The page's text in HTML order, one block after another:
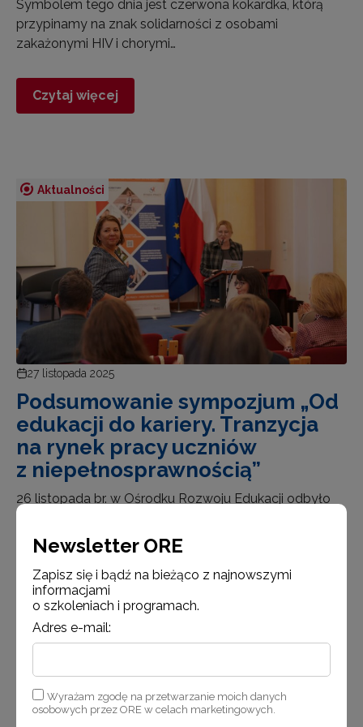
Symbolem tego dnia jest czerwona kokardka, którą
przypinamy na znak solidarności z osobami
zakażonymi HIV i chorymi…
Czytaj więcej
Aktualności
27 listopada 2025
Podsumowanie sympozjum „Od
edukacji do kariery. Tranzycja
na rynek pracy uczniów
z niepełnosprawnością”
26 listopada br. w Ośrodku Rozwoju Edukacji odbyło
na rynek pracy uczniów z niepełnosprawnością”, które
zorganizował Wydział Promocji Zdrowia, Profilaktyki
i Wychowania. Jego uczestnikami byli przedstawiciele
placówek doskonalenia nauczycieli, a …
Czytaj więcej
Newsletter ORE
Zapisz się i bądź na bieżąco z najnowszymi
informacjami
o szkoleniach i programach.
Adres e-mail:
Wyrażam zgodę na przetwarzanie moich danych
osobowych przez ORE w celach marketingowych.